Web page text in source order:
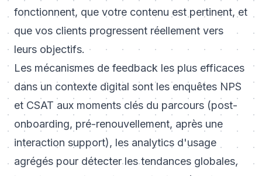
fonctionnent, que votre contenu est pertinent, et
que vos clients progressent réellement vers
leurs objectifs.
Les mécanismes de feedback les plus efficaces
dans un contexte digital sont les enquêtes NPS
et CSAT aux moments clés du parcours (post-
onboarding, pré-renouvellement, après une
interaction support), les analytics d'usage
agrégés pour détecter les tendances globales,